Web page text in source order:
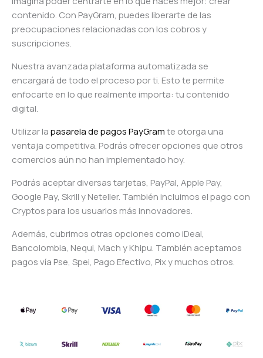
contenido. Con PayGram, puedes liberarte de las
preocupaciones relacionadas con los cobros y
suscripciones.
Nuestra avanzada plataforma automatizada se
encargará de todo el proceso por ti. Esto te permite
enfocarte en lo que realmente importa: tu contenido
digital.
Utilizar lapasarela de pagos PayGramte otorga una
ventaja competitiva. Podrás ofrecer opciones que otros
comercios aún no han implementado hoy.
Podrás aceptar diversas tarjetas, PayPal, Apple Pay,
Google Pay, Skrill y Neteller. También incluimos el pago con
Cryptos para los usuarios más innovadores.
Además, cubrimos otras opciones como iDeal,
Bancolombia, Nequi, Mach y Khipu. También aceptamos
pagos vía Pse, Spei, Pago Efectivo, Pix y muchos otros.